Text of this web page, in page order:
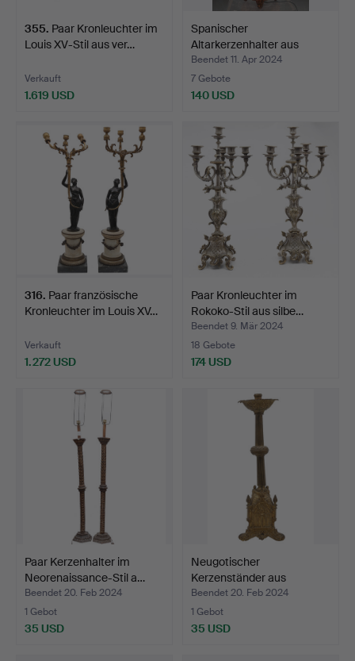
355. Paar Kronleuchter im
Louis XV-Stil aus ver…
Verkauft
1.619 USD
Spanischer
Altarkerzenhalter aus
geschnitz…
Beendet 11. Apr 2024
7 Gebote
140 USD
316. Paar französische
Kronleuchter im Louis XV…
Verkauft
1.272 USD
Paar Kronleuchter im
Rokoko-Stil aus silbe…
Beendet 9. Mär 2024
18 Gebote
174 USD
Paar Kerzenhalter im
Neorenaissance-Stil a…
Beendet 20. Feb 2024
1 Gebot
35 USD
Neugotischer
Kerzenständer aus
vergoldetem…
Beendet 20. Feb 2024
1 Gebot
35 USD